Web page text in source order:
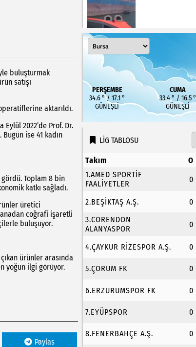
buluşturmak
satışı
aktarıldı.
2022’de Prof. Dr.
ise 41 kadın
gördü. Toplam 8 bin
katkı sağladı.
üretici
coğrafi işaretli
buluşuyor.
ürünler arasında
yoğun ilgi görüyor.
Paylas
PERŞEMBE
34.6 ° / 17.1 °
GÜNEŞLI
CUMA
33.4 ° / 16.5 °
GÜNEŞLI
LİG TABLOSU
Takım O
1.AMED SPORTİF
FAALİYETLER
0
2.BEŞİKTAŞ A.Ş. 0
3.CORENDON
ALANYASPOR
0
4.ÇAYKUR RİZESPOR A.Ş. 0
5.ÇORUM FK 0
6.ERZURUMSPOR FK 0
7.EYÜPSPOR 0
8.FENERBAHÇE A.Ş. 0